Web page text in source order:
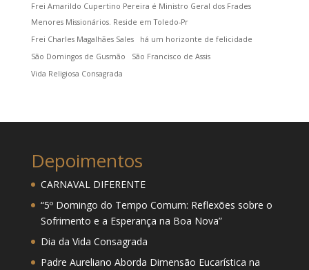
Frei Amarildo Cupertino Pereira é Ministro Geral dos Frades
Menores Missionários. Reside em Toledo-Pr
Frei Charles Magalhães Sales
há um horizonte de felicidade
São Domingos de Gusmão
São Francisco de Assis
Vida Religiosa Consagrada
Depoimentos
CARNAVAL DIFERENTE
“5º Domingo do Tempo Comum: Reflexões sobre o
Sofrimento e a Esperança na Boa Nova”
Dia da Vida Consagrada
Padre Aureliano Aborda Dimensão Eucarística na